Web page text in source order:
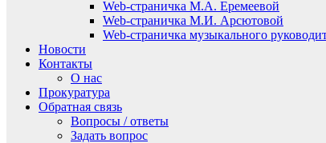
Web-страничка М.А. Еремеевой
Web-страничка М.И. Арсютовой
Web-страничка музыкального
Новости
Контакты
О нас
Прокуратура
Обратная связь
Вопросы / ответы
Задать вопрос